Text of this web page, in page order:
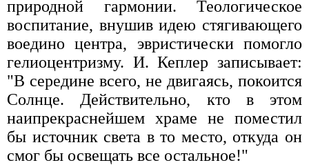
природной гармонии. Теологическое
воспитание, внушив идею стягивающего
воедино центра, эвристически помогло
гелиоцентризму. И. Кеплер записывает:
"В середине всего, не двигаясь, покоится
Солнце. Действительно, кто в этом
наипрекраснейшем храме не поместил
бы источник света в то место, откуда он
смог бы освещать все остальное!"